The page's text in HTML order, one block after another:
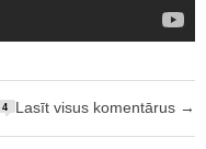
4 Lasīt visus komentārus →